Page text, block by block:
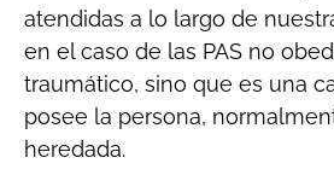
atendidas a lo largo de
en el caso de las PAS no
traumático, sino que es una
posee la persona,
heredada.